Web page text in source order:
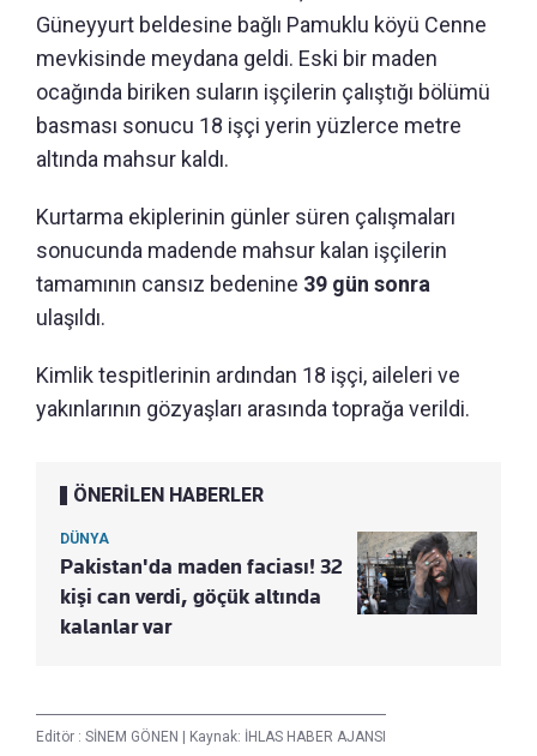
Güneyyurt beldesine bağlı Pamuklu köyü Cenne
mevkisinde meydana geldi. Eski bir maden
ocağında biriken suların işçilerin çalıştığı bölümü
basması sonucu 18 işçi yerin yüzlerce metre
altında mahsur kaldı.
Kurtarma ekiplerinin günler süren çalışmaları
sonucunda madende mahsur kalan işçilerin
tamamının cansız bedenine 39 gün sonra
ulaşıldı.
Kimlik tespitlerinin ardından 18 işçi, aileleri ve
yakınlarının gözyaşları arasında toprağa verildi.
ÖNERİLEN HABERLER
DÜNYA
Pakistan'da maden faciası! 32
kişi can verdi, göçük altında
kalanlar var
Editör : SİNEM GÖNEN Kaynak: İHLAS HABER AJANSI